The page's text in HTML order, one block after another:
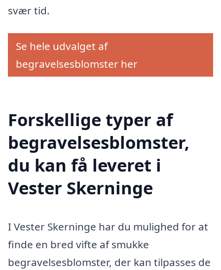
svær tid.
Se hele udvalget af
begravelsesblomster her
Forskellige typer af
begravelsesblomster,
du kan få leveret i
Vester Skerninge
I Vester Skerninge har du mulighed for at
finde en bred vifte af smukke
begravelsesblomster, der kan tilpasses de